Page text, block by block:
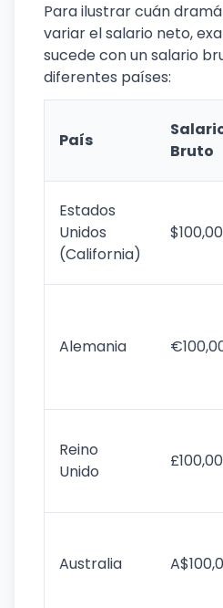
Para ilustrar cuán
variar el salario neto,
sucede con un salario
diferentes países:
País
Bruto
Estados
Unidos
(California)
Alemania
Reino
Unido
Australia